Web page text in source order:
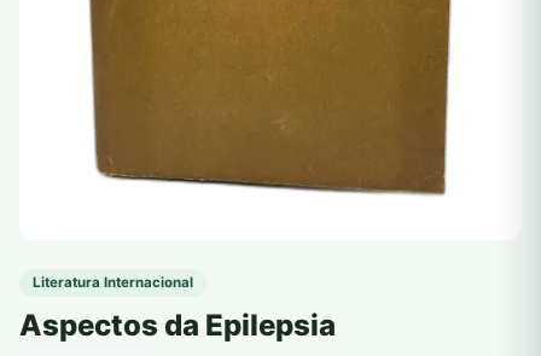
Literatura Internacional
Aspectos da Epilepsia